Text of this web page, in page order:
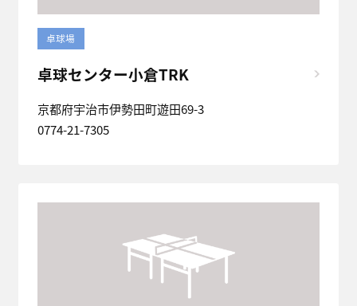
卓球場
卓球センター小倉TRK
京都府宇治市伊勢田町遊田69-3
0774-21-7305